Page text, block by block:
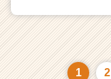
1 2